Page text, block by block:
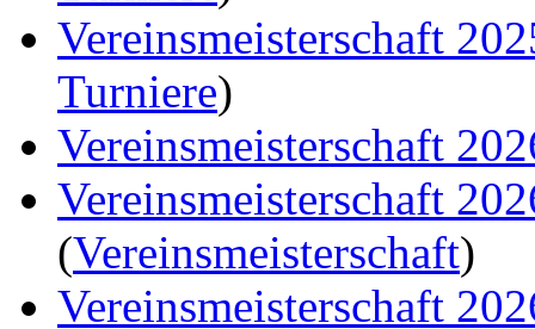
Vereinsmeisterschaft
Turniere)
Vereinsmeisterschaft
Vereinsmeisterschaft
(Vereinsmeisterschaft)
Vereinsmeisterschaft